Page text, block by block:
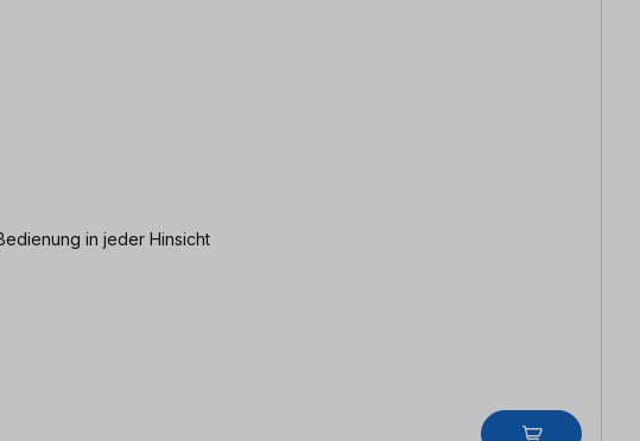
in jeder Hinsicht